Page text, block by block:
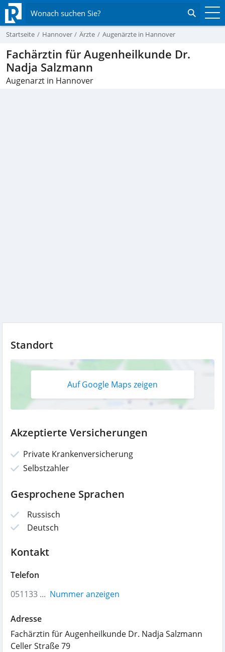
Wonach suchen Sie?
Startseite Hannover Ärzte Augenärzte in Hannover
Fachärztin für Augenheilkunde Dr.
Nadja Salzmann
Augenarzt in Hannover
Standort
Auf Google Maps zeigen
Akzeptierte Versicherungen
Private Krankenversicherung
Selbstzahler
Gesprochene Sprachen
Russisch
Deutsch
Kontakt
Telefon
051133 ... Nummer anzeigen
Adresse
Fachärztin für Augenheilkunde Dr. Nadja Salzmann
Celler Straße 79